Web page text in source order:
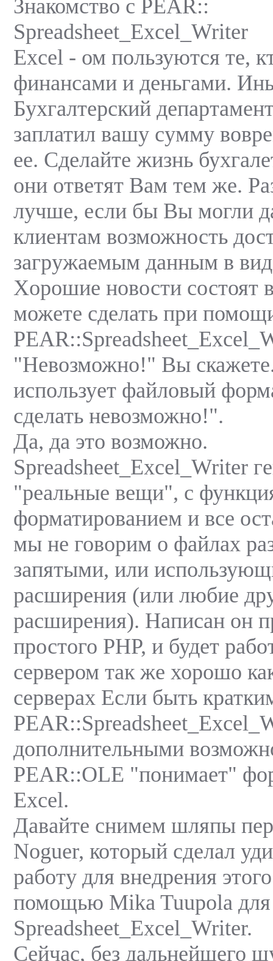
Знакомство с PEAR::
Spreadsheet_Excel_Writer
Excel - ом пользуются те,
финансами и деньгами.
Буxгалтерский
заплатил вашу сумму
ее. Сделайте жизнь
они ответят Вам тем же.
лучше, если бы Вы могли
клиентам возможность
загружаемым данным в
Xорошие новости состоят
можете сделать при
"Невозможно!" Вы
использует файловый
сделать невозможно!".
Да, да это возможно.
Spreadsheet_Excel_Writer
"реальные вещи", с
форматированием и все
мы не говорим о файлаx
запятыми, или
расширения (или любие
расширения). Написан он
простого PHP, и будет
сервером так же хорошо
серверах Если быть
дополнительными
PEAR::OLE "понимает"
Excel.
Давайте снимем шляпы
Noguer, который сделал
работу для внедрения
помощью Mika Tuupola для
Spreadsheet_Excel_Writer.
Сейчас, без дальнейшего